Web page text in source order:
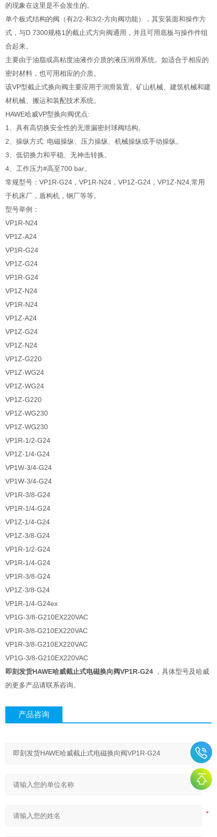
的现象在这里是不会发生的。
单个板式结构的阀（有2/2-和3/2-方向阀功能），其安装面和操作方
式，与D 7300规格1的截止式方向阀通用，并且可用底板与操作件组
合起来。
主要由于油脂或高粘度油液作介质的液压润滑系统。如适合于相应的
密封材料，也可用相应的介质。
该VP型截止式换向阀主要应用于润滑装置、矿山机械、建筑机械和建
材机械、搬运和装配技术系统。
HAWE哈威VP型换向阀优点:
1、具有高切换安全性的无泄漏密封球阀结构。
2、操纵方式: 电磁操纵、压力操纵、机械操纵或手动操纵。
3、低切换力和平稳、无神击转换。
4、工作压力#高至700 bar。
常规型号：VP1R-G24，VP1R-N24，VP1Z-G24，VP1Z-N24,常用
于机床厂，盾构机，钢厂等等。
型号举例：
VP1R-N24
VP1Z-A24
VP1R-G24
VP1Z-G24
VP1R-G24
VP1Z-N24
VP1R-N24
VP1Z-A24
VP1Z-G24
VP1Z-N24
VP1Z-G220
VP1Z-WG24
VP1Z-WG24
VP1Z-G220
VP1Z-WG230
VP1Z-WG230
VP1R-1/2-G24
VP1Z-1/4-G24
VP1W-3/4-G24
VP1W-3/4-G24
VP1R-3/8-G24
VP1R-1/4-G24
VP1Z-1/4-G24
VP1Z-3/8-G24
VP1R-1/2-G24
VP1R-1/4-G24
VP1R-3/8-G24
VP1Z-3/8-G24
VP1R-1/4-G24ex
VP1G-3/8-G210EX220VAC
VP1R-3/8-G210EX220VAC
VP1R-3/8-G210EX220VAC
VP1G-3/8-G210EX220VAC
即刻发货HAWE哈威截止式电磁换向阀VP1R-G24 ，具体型号及哈威
的更多产品请联系咨询。
产品咨询